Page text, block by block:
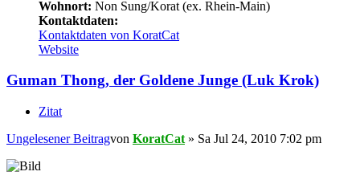
Wohnort: Non Sung/Korat (ex. Rhein-Main)
Kontaktdaten:
Kontaktdaten von KoratCat
Website
Guman Thong, der Goldene Junge (Luk Krok)
Zitat
Ungelesener Beitragvon KoratCat » Sa Jul 24, 2010 7:02 pm